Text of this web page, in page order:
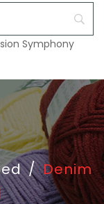
Symphony
/ Denim